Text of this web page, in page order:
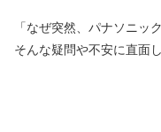
「なぜ突然、パナソニ
そんな疑問や不安に直面